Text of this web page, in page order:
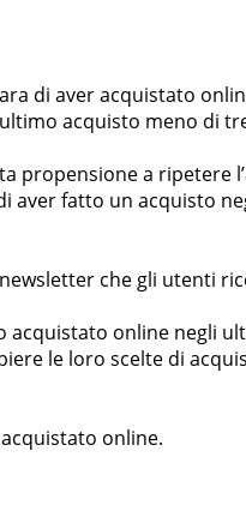
di aver acquistato
acquisto meno di
propensione a ripetere
fatto un acquisto
che gli utenti
online negli
le loro scelte di
online.